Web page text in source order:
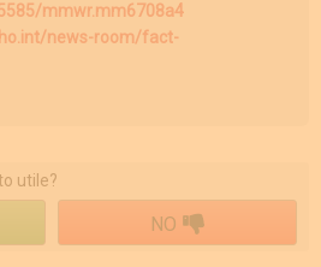
mmwr.mm6708a4
news-room/fact-
utile?
NO